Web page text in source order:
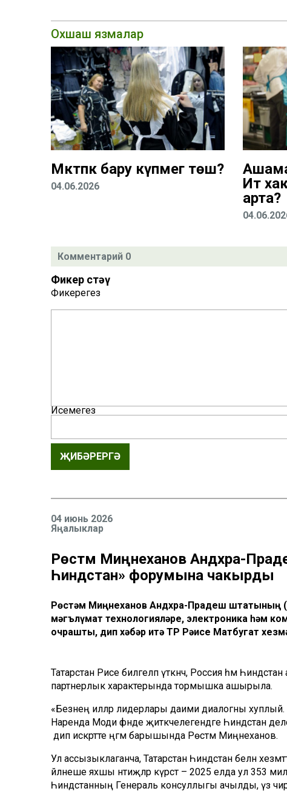
Охшаш язмалар
Мәктәпкә бару күпмегә төшә?
04.06.2026
Ит
арта?
Комментарий 0
Фикер өстәү
Фикерегез
Исемегез
ҖИБӘРЕРГӘ
04 июнь 2026
Яңалыклар
Рөстәм Миңнеханов Андхра-
Һиндстан» форумына чакырды
Рөстәм Миңнеханов Андхра-Прадеш штатының
мәгълүмат технологияләре, электроника һәм
очрашты, дип хәбәр итә ТР Рәисе Матбугат
Татарстан Рәисе билгеләп үткәнчә, Россия һәм
партнерлык характерында тормышка ашырыла.
«Безнең илләр лидерлары даими диалогны
Наренда Моди әфәнде җитәкчелегендәге Һиндстан
дип искәртте әңгәмә барышында Рөстәм Миңнеханов.
Ул ассызыклаганча, Татарстан Һиндстан белән
әйләнеше яхшы нәтиҗәләр күрсәтә – 2025 елда ул 353
Һиндстанның Генераль консуллыгы ачылды, үз